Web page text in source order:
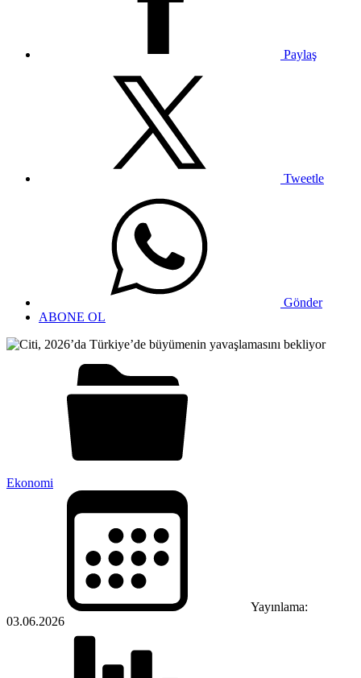
Paylaş
Tweetle
Gönder
ABONE OL
Ekonomi
Yayınlama:
03.06.2026